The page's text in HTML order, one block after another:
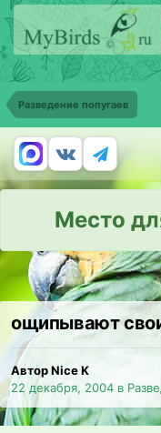
Разведение попугаев
Место
ощипывают
Автор Nice K
22 декабря, 2004 в